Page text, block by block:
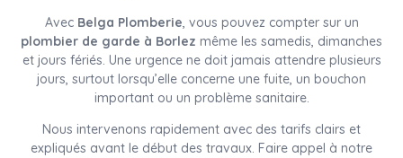
Avec Belga Plomberie, vous pouvez compter sur un
plombier de garde à Borlez même les samedis, dimanches
et jours fériés. Une urgence ne doit jamais attendre plusieurs
jours, surtout lorsqu’elle concerne une fuite, un bouchon
important ou un problème sanitaire.
Nous intervenons rapidement avec des tarifs clairs et
expliqués avant le début des travaux. Faire appel à notre